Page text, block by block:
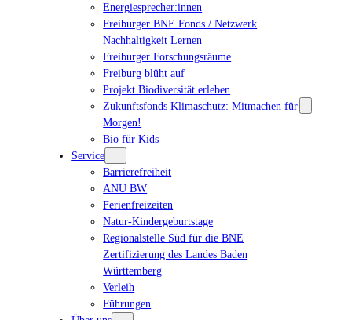
Energiesprecher:innen
Freiburger BNE Fonds / Netzwerk
Nachhaltigkeit Lernen
Freiburger Forschungsräume
Freiburg blüht auf
Projekt Biodiversität erleben
Zukunftsfonds Klimaschutz: Mitmachen für
Morgen!
Bio für Kids
Service
Barrierefreiheit
ANU BW
Ferienfreizeiten
Natur-Kindergeburtstage
Regionalstelle Süd für die BNE
Zertifizierung des Landes Baden
Württemberg
Verleih
Führungen